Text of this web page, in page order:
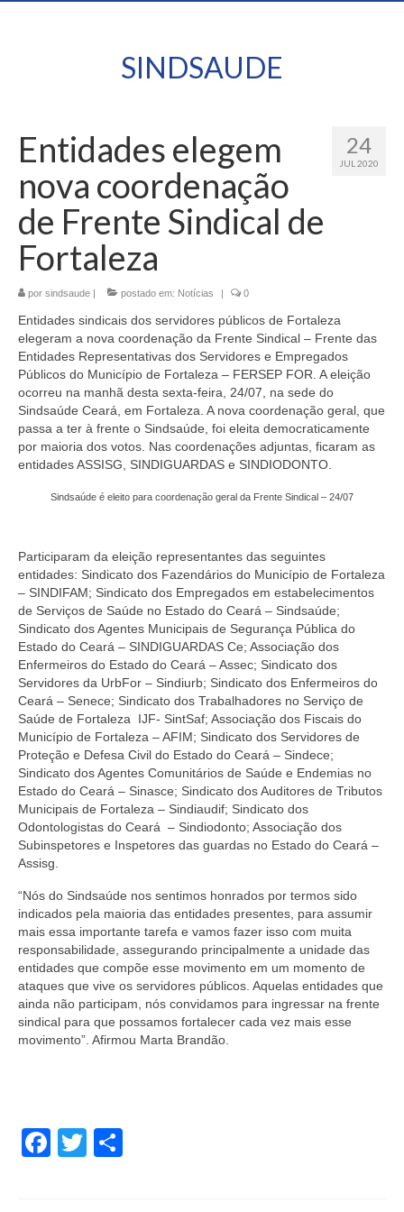
SINDSAUDE
24
JUL 2020
Entidades elegem
nova coordenação
de Frente Sindical de
Fortaleza
por sindsaude | postado em: Notícias | 0
Entidades sindicais dos servidores públicos de Fortaleza
elegeram a nova coordenação da Frente Sindical – Frente das
Entidades Representativas dos Servidores e Empregados
Públicos do Município de Fortaleza – FERSEP FOR. A eleição
ocorreu na manhã desta sexta-feira, 24/07, na sede do
Sindsaúde Ceará, em Fortaleza. A nova coordenação geral, que
passa a ter à frente o Sindsaúde, foi eleita democraticamente
por maioria dos votos. Nas coordenações adjuntas, ficaram as
entidades ASSISG, SINDIGUARDAS e SINDIODONTO.
Sindsaúde é eleito para coordenação geral da Frente Sindical – 24/07
Participaram da eleição representantes das seguintes
entidades: Sindicato dos Fazendários do Município de Fortaleza
– SINDIFAM; Sindicato dos Empregados em estabelecimentos
de Serviços de Saúde no Estado do Ceará – Sindsaúde;
Sindicato dos Agentes Municipais de Segurança Pública do
Estado do Ceará – SINDIGUARDAS Ce; Associação dos
Enfermeiros do Estado do Ceará – Assec; Sindicato dos
Servidores da UrbFor – Sindiurb; Sindicato dos Enfermeiros do
Ceará – Senece; Sindicato dos Trabalhadores no Serviço de
Saúde de Fortaleza IJF- SintSaf; Associação dos Fiscais do
Município de Fortaleza – AFIM; Sindicato dos Servidores de
Proteção e Defesa Civil do Estado do Ceará – Sindece;
Sindicato dos Agentes Comunitários de Saúde e Endemias no
Estado do Ceará – Sinasce; Sindicato dos Auditores de Tributos
Municipais de Fortaleza – Sindiaudif; Sindicato dos
Odontologistas do Ceará – Sindiodonto; Associação dos
Subinspetores e Inspetores das guardas no Estado do Ceará –
Assisg.
“Nós do Sindsaúde nos sentimos honrados por termos sido
indicados pela maioria das entidades presentes, para assumir
mais essa importante tarefa e vamos fazer isso com muita
responsabilidade, assegurando principalmente a unidade das
entidades que compõe esse movimento em um momento de
ataques que vive os servidores públicos. Aquelas entidades que
ainda não participam, nós convidamos para ingressar na frente
sindical para que possamos fortalecer cada vez mais esse
movimento”. Afirmou Marta Brandão.
Facebook
Twitter